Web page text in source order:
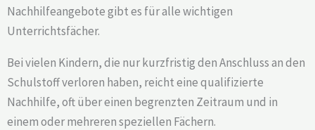
Nachhilfeangebote gibt es für alle wichtigen
Unterrichtsfächer.
Bei vielen Kindern, die nur kurzfristig den Anschluss an den
Schulstoff verloren haben, reicht eine qualifizierte
Nachhilfe, oft über einen begrenzten Zeitraum und in
einem oder mehreren speziellen Fächern.